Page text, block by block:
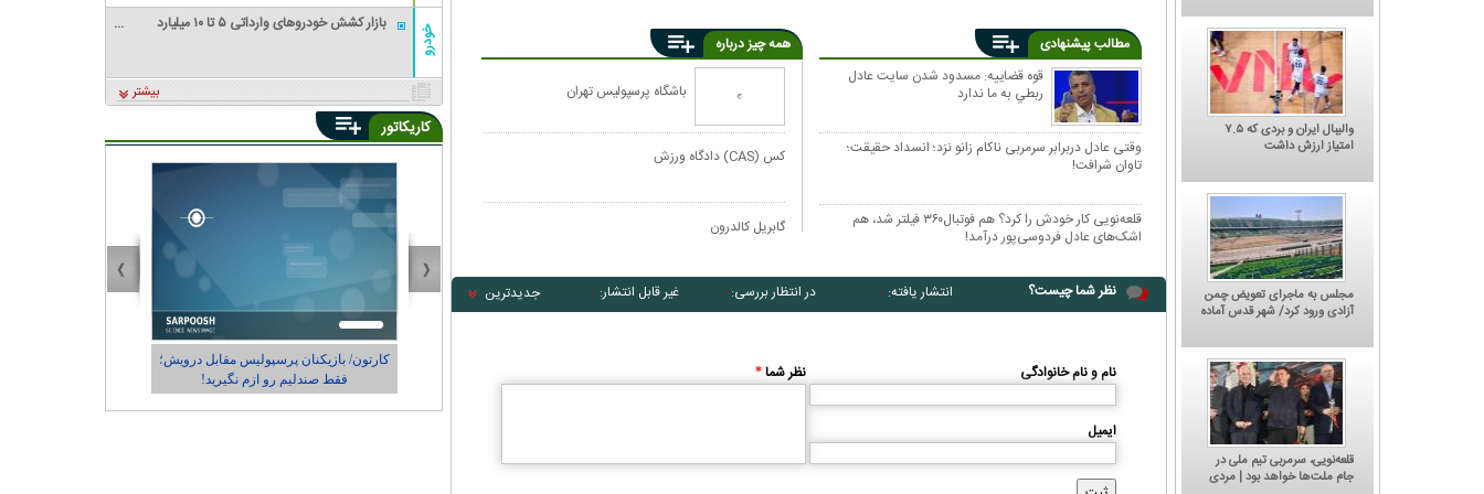
مطالب پیشنهادی
قوه قضاييه: مسدود شدن سايت عادل
ربطي به ما ندارد
وقتی عادل دربرابر سرمربی ناکام زانو نزد؛ انسداد حقیقت؛
تاوان شرافت!
قلعه‌نویی کار خودش را کرد؟ هم فوتبال۳۶۰ فیلتر شد، هم
اشک‌های عادل فردوسی‌پور درآمد!
همه چیز درباره
باشگاه پرسپولیس تهران
کس (CAS) دادگاه ورزش
گابریل کالدرون
نظر شما چیست؟ انتشار یافته: ۰ در انتظار بررسی: ۰ غیر قابل انتشار: ۰ جدیدترین
نام و نام خانوادگی
ایمیل
نظر شما*
خودرو
بازار کشش خودروهای وارداتی ۵ تا ۱۰ میلیارد
بیشتر
کاریکاتور
قهر کنیم؟' جدیدترین
کاریکاتور/ باشگاه پرسپولیس: امروز نوبت
شکایت از کجاست؟
محبوبیت ناصر حجازی
فقط صندلیم رو ازم نگیرید!
کاریکاتور/ در حاشیه حضور رونالدو در طهران
والیبال ایران و بردی که ۷.۵
امتیاز ارزش داشت
مجلس به ماجرای تعویض چمن
آزادی ورود کرد/ شهر قدس آماده
پرسپولیس
قلعه‌نویی، سرمربی تیم ملی در
جام ملت‌ها خواهد بود | مردی